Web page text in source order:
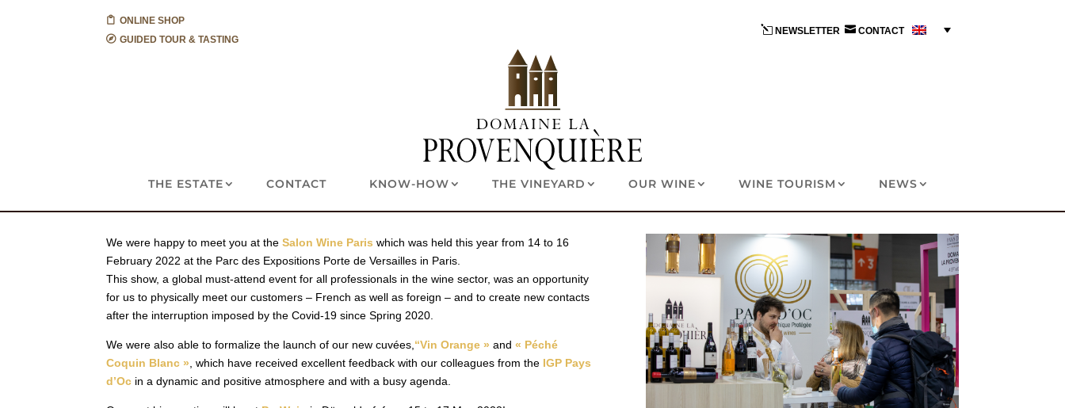
ONLINE SHOP
GUIDED TOUR & TASTING
l NEWSLETTER CONTACT
THE ESTATE CONTACT KNOW-HOW THE VINEYARD OUR WINE WINE TOURISM NEWS
We were happy to meet you at theSalon Wine Pariswhich was held this year from 14 to 16
February 2022 at the Parc des Expositions Porte de Versailles in Paris.
This show, a global must-attend event for all professionals in the wine sector, was an opportunity
for us to physically meet our customers – French as well as foreign – and to create new contacts
after the interruption imposed by the Covid-19 since Spring 2020.
We were also able to formalize the launch of our new cuvées, “Vin Orange » and« Péché
Coquin Blanc » , which have received excellent feedback with our colleagues from the IGP Pays
d’Oc in a dynamic and positive atmosphere and with a busy agenda.